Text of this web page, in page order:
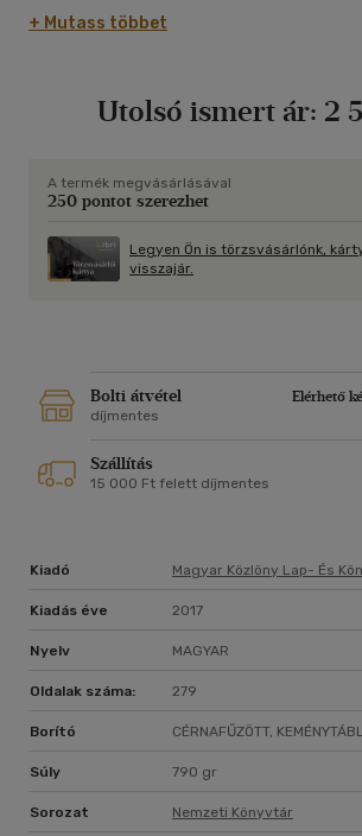
abszolút főszereplője Mátyás, emellett
felvonultatja a kor minden jelentős
történelmi események regényes leírásánál.
+ Mutass többet
Utolsó ismert ár: 2
A termék megvásárlásával
250 pontot szerezhet
Legyen Ön is törzsvásárlónk,
visszajár.
Bolti átvétel
Elérhető
díjmentes
Szállítás
15 000 Ft felett díjmentes
Kiadó Magyar Közlöny Lap- És
Kiadás éve 2017
Nyelv MAGYAR
Oldalak száma: 279
Borító CÉRNAFŰZÖTT,
Súly 790 gr
Sorozat Nemzeti Könyvtár